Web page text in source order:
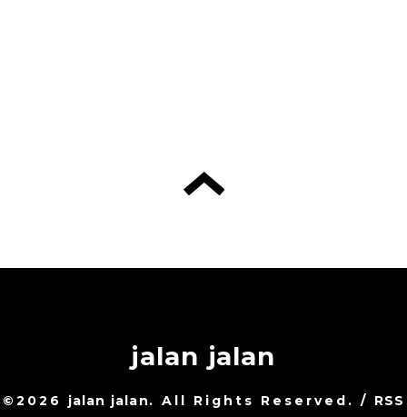
jalan jalan
©2026 jalan jalan. All Rights Reserved. / RSS